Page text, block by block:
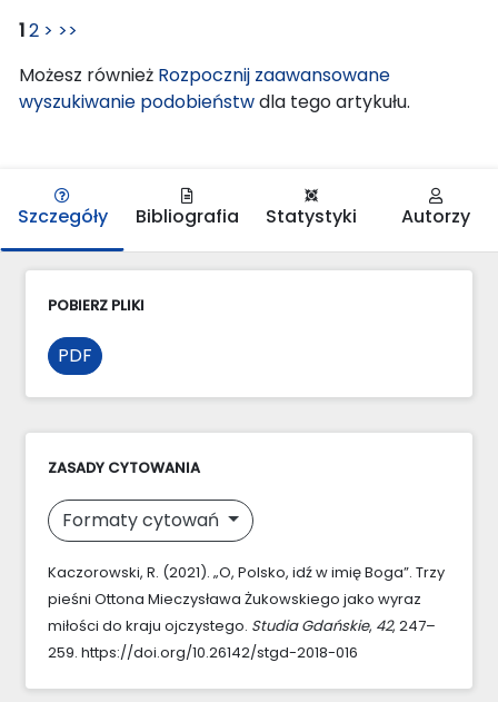
12 > >>
Możesz również Rozpocznij zaawansowane
wyszukiwanie podobieństwdla tego artykułu.
Szczegóły Bibliografia Statystyki Autorzy
POBIERZ PLIKI
PDF
ZASADY CYTOWANIA
Formaty cytowań
Kaczorowski, R. (2021). „O, Polsko, idź w imię Boga”. Trzy
pieśni Ottona Mieczysława Żukowskiego jako wyraz
miłości do kraju ojczystego. Studia Gdańskie, 42, 247–
259. https://doi.org/10.26142/stgd-2018-016